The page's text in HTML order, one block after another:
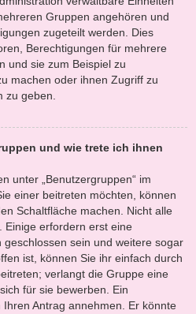
Gruppen angehören und
zugeteilt werden. Dies
Berechtigungen für mehrere
und sie zum Beispiel zu
machen oder ihnen Zugriff zu
zu geben.
und wie trete ich ihnen
unter „Benutzergruppen“ im
einer beitreten möchten, können
Schaltfläche machen. Nicht alle
Einige erfordern erst eine
sein und weitere sogar
ist, können Sie ihr einfach durch
verlangt die Gruppe eine
für sie bewerben. Ein
Antrag annehmen. Er könnte